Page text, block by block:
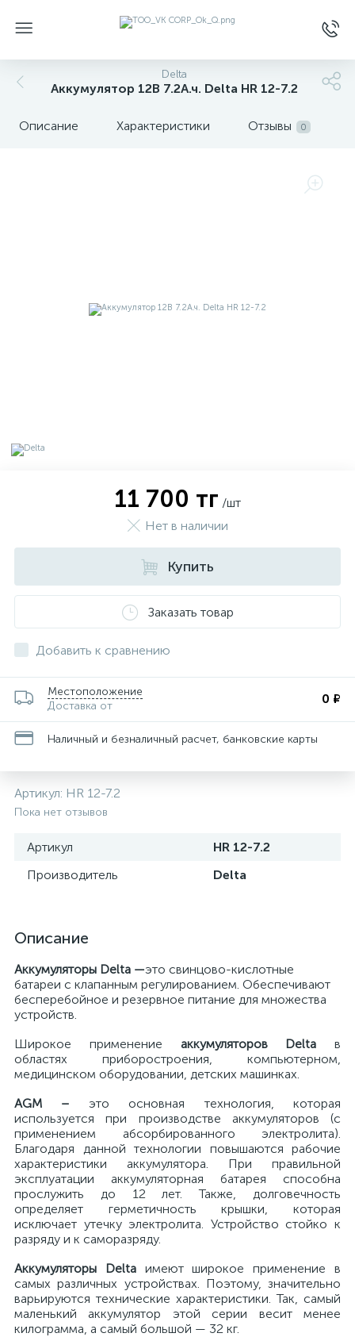
Delta
Аккумулятор 12В 7.2А.ч. Delta HR 12-7.2
Описание Характеристики Отзывы 0
11 700 тг /шт
Нет в наличии
Купить
Заказать товар
Добавить к сравнению
Местоположение
Доставка от
0 ₽
Наличный и безналичный расчет, банковские карты
Артикул: HR 12-7.2
Пока нет отзывов
Артикул
HR 12-7.2
Производитель
Delta
Описание
Аккумуляторы Delta —это свинцово-кислотные
батареи с клапанным регулированием. Обеспечивают
бесперебойное и резервное питание для множества
устройств.
Широкое применение аккумуляторов Delta в
областях приборостроения, компьютерном,
медицинском оборудовании, детских машинках.
AGM – это основная технология, которая
используется при производстве аккумуляторов (с
применением абсорбированного электролита).
Благодаря данной технологии повышаются рабочие
характеристики аккумулятора. При правильной
эксплуатации аккумуляторная батарея способна
прослужить до 12 лет. Также, долговечность
определяет герметичность крышки, которая
исключает утечку электролита. Устройство стойко к
разряду и к саморазряду.
Аккумуляторы Delta имеют широкое применение в
самых различных устройствах. Поэтому, значительно
варьируются технические характеристики. Так, самый
маленький аккумулятор этой серии весит менее
килограмма, а самый большой — 32 кг.